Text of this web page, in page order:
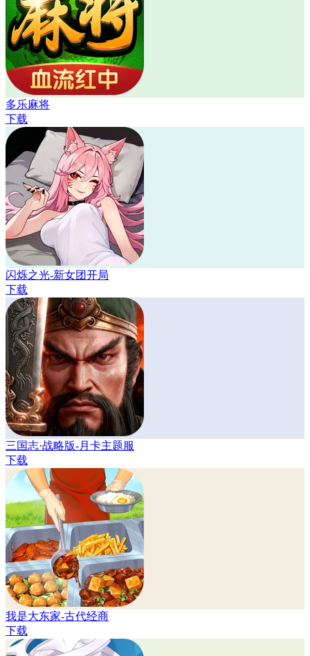
多乐麻将
下载
闪烁之光-新女团开局
下载
三国志·战略版-月卡主题服
下载
我是大东家-古代经商
下载